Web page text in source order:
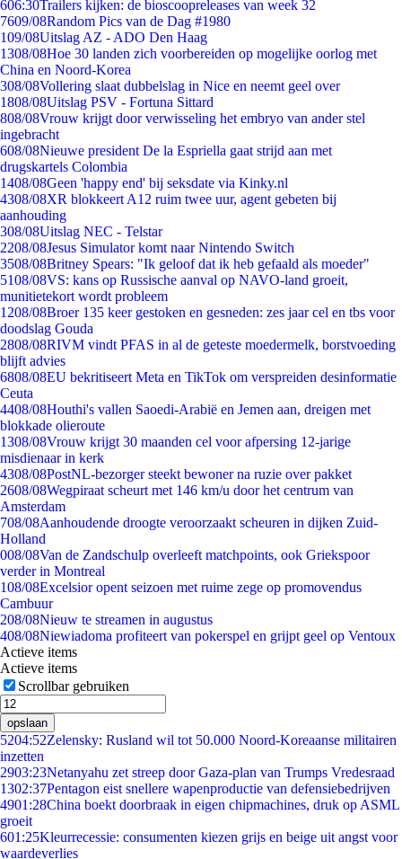
606:30Trailers kijken: de bioscoopreleases van week 32
7609/08Random Pics van de Dag #1980
109/08Uitslag AZ - ADO Den Haag
1308/08Hoe 30 landen zich voorbereiden op mogelijke oorlog met
China en Noord-Korea
308/08Vollering slaat dubbelslag in Nice en neemt geel over
1808/08Uitslag PSV - Fortuna Sittard
808/08Vrouw krijgt door verwisseling het embryo van ander stel
ingebracht
608/08Nieuwe president De la Espriella gaat strijd aan met
drugskartels Colombia
1408/08Geen 'happy end' bij seksdate via Kinky.nl
4308/08XR blokkeert A12 ruim twee uur, agent gebeten bij
aanhouding
308/08Uitslag NEC - Telstar
2208/08Jesus Simulator komt naar Nintendo Switch
3508/08Britney Spears: "Ik geloof dat ik heb gefaald als moeder"
5108/08VS: kans op Russische aanval op NAVO-land groeit,
munitietekort wordt probleem
1208/08Broer 135 keer gestoken en gesneden: zes jaar cel en tbs voor
doodslag Gouda
2808/08RIVM vindt PFAS in al de geteste moedermelk, borstvoeding
blijft advies
6808/08EU bekritiseert Meta en TikTok om verspreiden desinformatie
Ceuta
4408/08Houthi's vallen Saoedi-Arabië en Jemen aan, dreigen met
blokkade olieroute
1308/08Vrouw krijgt 30 maanden cel voor afpersing 12-jarige
misdienaar in kerk
4308/08PostNL-bezorger steekt bewoner na ruzie over pakket
2608/08Wegpiraat scheurt met 146 km/u door het centrum van
Amsterdam
708/08Aanhoudende droogte veroorzaakt scheuren in dijken Zuid-
Holland
008/08Van de Zandschulp overleeft matchpoints, ook Griekspoor
verder in Montreal
108/08Excelsior opent seizoen met ruime zege op promovendus
Cambuur
208/08Nieuw te streamen in augustus
408/08Niewiadoma profiteert van pokerspel en grijpt geel op Ventoux
Actieve items
Actieve items
Scrollbar gebruiken
opslaan
5204:52Zelensky: Rusland wil tot 50.000 Noord-Koreaanse militairen
inzetten
2903:23Netanyahu zet streep door Gaza-plan van Trumps Vredesraad
1302:37Pentagon eist snellere wapenproductie van defensiebedrijven
4901:28China boekt doorbraak in eigen chipmachines, druk op ASML
groeit
601:25Kleurrecessie: consumenten kiezen grijs en beige uit angst voor
waardeverlies